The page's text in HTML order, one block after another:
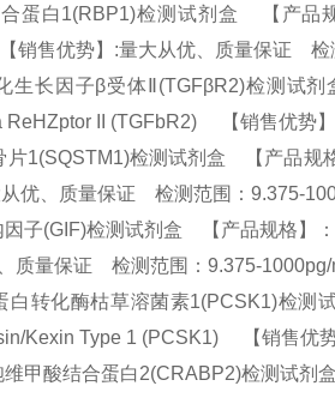
蛋白1(RBP1)检测试剂盒 【产品
销售优势】:量大从优、质量保证 检
长因子β受体Ⅱ(TGFβR2)检测试
ReHZptor II (TGFbR2) 【销售优
1(SQSTM1)检测试剂盒 【产品规
从优、质量保证 检测范围：9.375-
子(GIF)检测试剂盒 【产品规格】
质量保证 检测范围：9.375-
转化酶枯草溶菌素1(PCSK1)检
Kexin Type 1 (PCSK1) 【销售
甲酸结合蛋白2(CRABP2)检测试